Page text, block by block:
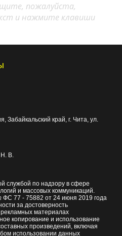
пожалуйста,
и нажмите клавиши
Забайкальский край, г. Чита, ул.
Н. В.
службой по надзору в сфере
и массовых коммуникаций.
77 - 75882 от 24 июня 2019 года
за достоверность
материалах
копирование и использование
произведений, включая
использовании данных